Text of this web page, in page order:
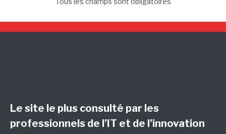
Le site le plus consulté par les
professionnels de l’IT et de l’innovation